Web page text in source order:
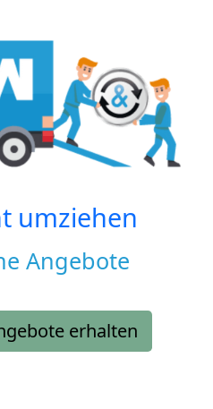
umziehen
Angebote
erhalten